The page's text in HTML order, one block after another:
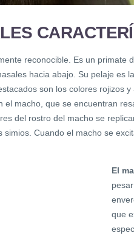
reconocible. Es un primate
hacia abajo. Su pelaje es
son los colores rojizos
el macho, que se encuentran
del rostro del macho se
simios. Cuando el macho se
El
que